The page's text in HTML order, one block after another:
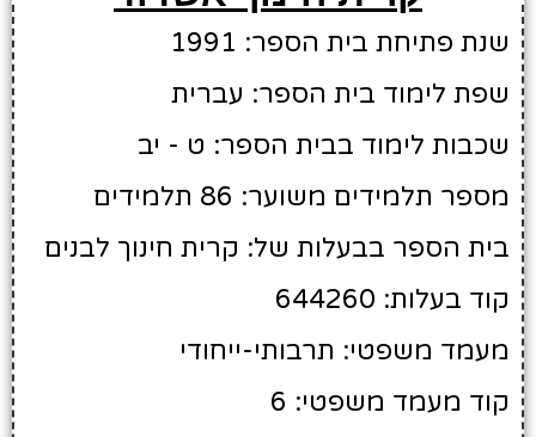
שנת פתיחת בית הספר: 1991
שפת לימוד בית הספר: עברית
שכבות לימוד בבית הספר: ט - יב
מספר תלמידים משוער: 86 תלמידים
בית הספר בבעלות של: קרית חינוך לבנים
קוד בעלות: 644260
מעמד משפטי: תרבותי-ייחודי
קוד מעמד משפטי: 6